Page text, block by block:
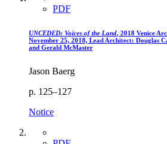
PDF
UNCEDED: Voices of the Land, 2018 Venice
November 25, 2018, Lead Architect: Douglas
and Gerald McMaster
Jason Baerg
p. 125–127
Notice